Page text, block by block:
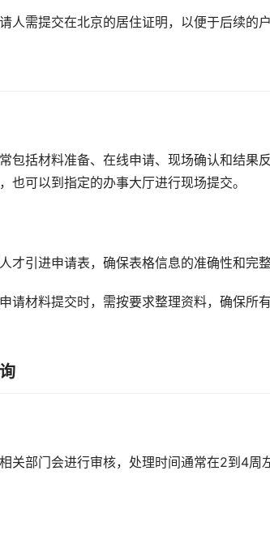
人需提交在北京的居住证明，以便于后续的
包括材料准备、在线申请、现场确认和结果
也可以到指定的办事大厅进行现场提交。
才引进申请表，确保表格信息的准确性和完
请材料提交时，需按要求整理资料，确保所
关部门会进行审核，处理时间通常在2到4周